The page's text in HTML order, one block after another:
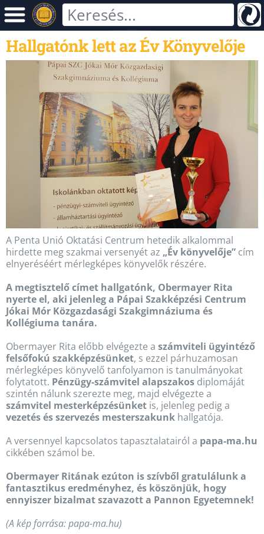
Hallgatónk lett az Év Könyvelője
A Penta Unió Oktatási Centrum hetedik alkalommal
hirdette meg szakmai versenyét az „Év könyvelője” cím
elnyeréséért mérlegképes könyvelők részére.
A megtisztelő címet hallgatónk, Obermayer Rita
nyerte el, aki jelenleg a Pápai Szakképzési Centrum
Jókai Mór Közgazdasági Szakgimnáziuma és
Kollégiuma tanára.
Obermayer Rita előbb elvégezte a számviteli ügyintéző
felsőfokú szakképzésünket, s ezzel párhuzamosan
mérlegképes könyvelő tanfolyamon is tanulmányokat
folytatott. Pénzügy-számvitel alapszakos diplomáját
szintén nálunk szerezte meg, majd elvégezte a
számvitel mesterképzésünket is, jelenleg pedig a
vezetés és szervezés mesterszakunk hallgatója.
A versennyel kapcsolatos tapasztalatairól a papa-ma.hu
cikkében számol be.
Obermayer Ritának ezúton is szívből gratulálunk a
fantasztikus eredményhez, és köszönjük, hogy
ennyiszer bizalmat szavazott a Pannon Egyetemnek!
(A kép forrása: papa-ma.hu)